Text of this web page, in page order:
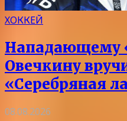
ХОККЕЙ
Нападающему
Овечкину
«Серебряная
08.08.2026